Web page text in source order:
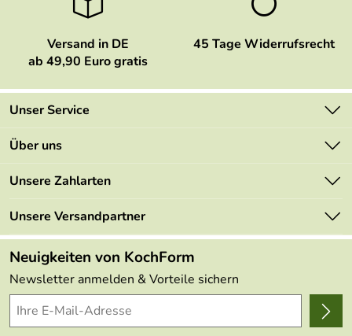
Versand in DE
ab 49,90 Euro gratis
45 Tage Widerrufsrecht
Unser Service
Kontakt
Mehrwertsteuerfrei
Retourenportal
FAQs
Lieferbedingungen
Delivery Terms
Kundenlogin
Über uns
Marken
Angebote
Made in Germany
Themen
Wir über uns
Presse
Unsere Zahlarten
Unsere Versandpartner
Neuigkeiten von KochForm
Newsletter anmelden & Vorteile sichern